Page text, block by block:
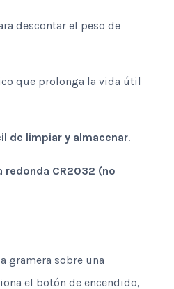
descontar el peso de
que prolonga la vida útil
de limpiar y almacenar.
redonda CR2032 (no
gramera sobre una
el botón de encendido,